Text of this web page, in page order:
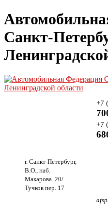
Санкт-
г. Санкт-Петербург,
В.О., наб.
Макарова 20/
Тучков пер. 17
+7
+7